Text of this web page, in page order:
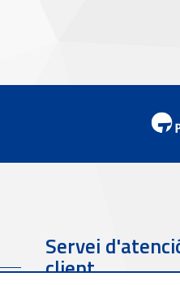
Servei
client